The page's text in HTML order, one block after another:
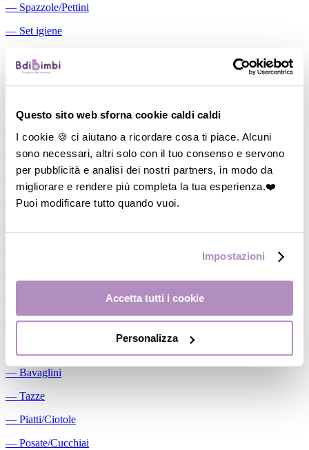
Questo sito web sforna cookie caldi caldi
I cookie 🍪 ci aiutano a ricordare cosa ti piace. Alcuni
sono necessari, altri solo con il tuo consenso e servono
per pubblicità e analisi dei nostri partners, in modo da
migliorare e rendere più completa la tua esperienza.❤️
Puoi modificare tutto quando vuoi.
Impostazioni
Accetta tutti i cookie
Personalizza
― Spazzole/Pettini
― Set igiene
Aspiratori nasali manuali
―
Cuscini allattamento
―Biberon
―
Tettarelle
―Succhietti
Conservalatte Materno
―Massaggiagengive
― Bavaglini
― Tazze
― Piatti/Ciotole
― Posate/Cucchiai